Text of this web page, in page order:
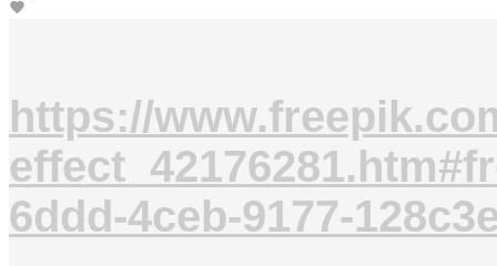
https://
6ddd-4ceb-9177-